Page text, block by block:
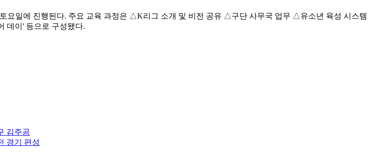
요일에 진행된다. 주요 교육 과정은 △K리그 소개 및 비전 공유 △구단 사무국 업무 △유소년 육성 시스템
데이' 등으로 구성됐다.
김주공
경기 편성